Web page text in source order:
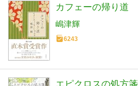
カフェーの帰り道
嶋津輝
6243